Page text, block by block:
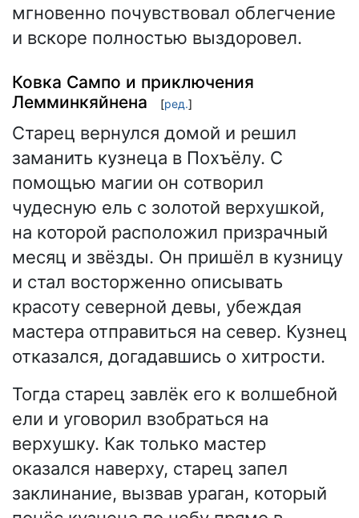
мгновенно почувствовал облегчение
и вскоре полностью выздоровел.
Ковка Сампо и приключения
Лемминкяйнена
[ред.]
Старец вернулся домой и решил
заманить кузнеца в Похъёлу. С
помощью магии он сотворил
чудесную ель с золотой верхушкой,
на которой расположил призрачный
месяц и звёзды. Он пришёл в кузницу
и стал восторженно описывать
красоту северной девы, убеждая
мастера отправиться на север. Кузнец
отказался, догадавшись о хитрости.
Тогда старец завлёк его к волшебной
ели и уговорил взобраться на
верхушку. Как только мастер
оказался наверху, старец запел
заклинание, вызвав ураган, который